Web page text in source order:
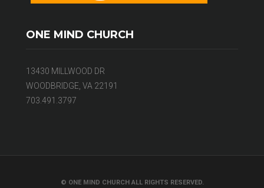
ONE MIND CHURCH
13430 MILLWOOD DR
WOODBRIDGE, VA 22191
703.491.3797
© ONE MIND CHURCH ALL RIGHTS RESERVED.